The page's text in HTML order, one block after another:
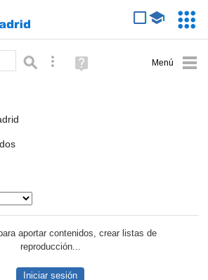
Búsqueda avanzada
Ayuda
(en
aportar contenidos, crear listas de
reproducción...
Iniciar sesión